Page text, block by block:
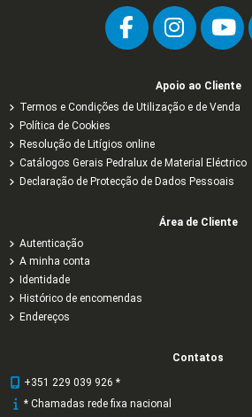
Apoio ao Cliente
Termos e Condições de Utilização e de Venda
Política de Cookies
Resolução de Litígios online
Catálogos Gerais Pedralux de Material Eléctrico
Declaração de Protecção de Dados Pessoais
Área de Cliente
Autenticação
A minha conta
Identidade
Histórico de encomendas
Endereços
Contatos
+351 229 039 926 *
* Chamadas rede fixa nacional